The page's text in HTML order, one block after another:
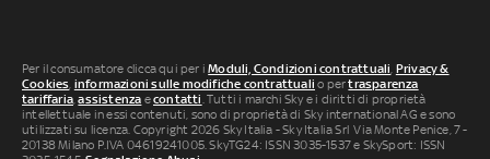
Per il consumatore clicca qui per iModuli, Condizioni contrattuali Privacy &
Cookies informazioni sulle modifiche contrattuali o pertrasparenza
tariffaria ,assistenza econtatti . Tutti i marchi Sky e i diritti di proprietà
intellettuale in essi contenuti, sono di proprietà di Sky international AG e sono
utilizzati su licenza. Copyright 2026 Sky Italia - Sky Italia Srl Via Monte Penice, 7 -
20138 Milano P.IVA 04619241005. SkyTG24: ISSN 3035-1537 e SkySport: ISSN